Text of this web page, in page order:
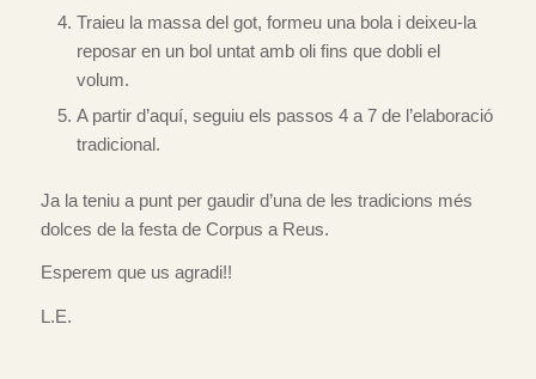
Traieu la massa del got, formeu una bola i deixeu-la
reposar en un bol untat amb oli fins que dobli el
volum.
A partir d’aquí, seguiu els passos 4 a 7 de l’elaboració
tradicional.
Ja la teniu a punt per gaudir d’una de les tradicions més
dolces de la festa de Corpus a Reus.
Esperem que us agradi!!
L.E.